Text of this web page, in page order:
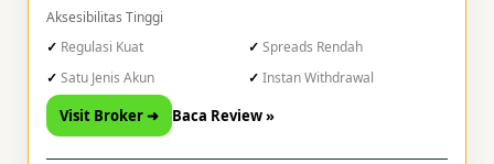
Aksesibilitas Tinggi
Regulasi Kuat
Spreads Rendah
Satu Jenis Akun
Instan Withdrawal
Visit Broker ➜ Baca Review »